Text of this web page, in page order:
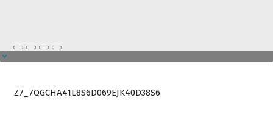
Z7_7QGCHA41L8S6D069EJK40D38S6